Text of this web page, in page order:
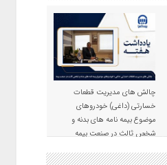
چالش های مدیریت قطعات
خسارتی (داغی) خودروهای
موضوع بیمه نامه های بدنه و
شخص ثالث در صنعت بیمه